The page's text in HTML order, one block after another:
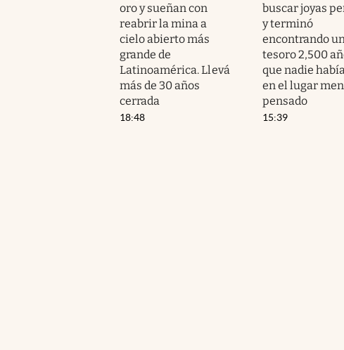
oro y sueñan con
reabrir la mina a
cielo abierto más
grande de
Latinoamérica. Llevá
más de 30 años
cerrada
18:48
buscar joyas
y terminó
encontrando un
tesoro 2,500
que nadie
en el lugar
pensado
15:39